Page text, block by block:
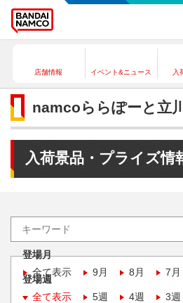
店舗情報 イベント&ニュース 入
namcoららぽーと立
入荷景品・プライズ情
登場月
全て表示
9月 8月 7月
登場週
全て表示
5週 4週 3週